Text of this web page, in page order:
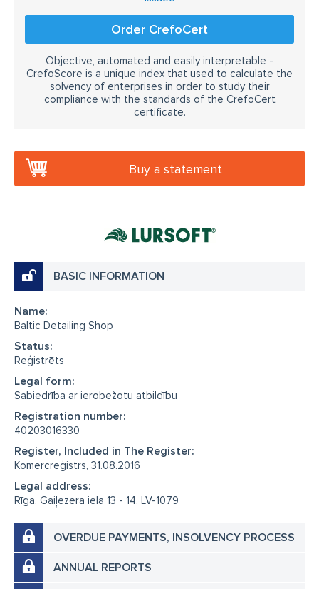
Order CrefoCert
Objective, automated and easily interpretable -
CrefoScore is a unique index that used to calculate the
solvency of enterprises in order to study their
compliance with the standards of the CrefoCert
certificate.
Buy a statement
BASIC INFORMATION
Name:
Baltic Detailing Shop
Status:
Reģistrēts
Legal form:
Sabiedrība ar ierobežotu atbildību
Registration number:
40203016330
Register, Included in The Register:
Komercreģistrs, 31.08.2016
Legal address:
Rīga, Gaiļezera iela 13 - 14, LV-1079
OVERDUE PAYMENTS, INSOLVENCY PROCESS
ANNUAL REPORTS